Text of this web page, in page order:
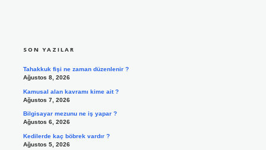
SON YAZILAR
Tahakkuk fişi ne zaman düzenlenir ?
Ağustos 8, 2026
Kamusal alan kavramı kime ait ?
Ağustos 7, 2026
Bilgisayar mezunu ne iş yapar ?
Ağustos 6, 2026
Kedilerde kaç böbrek vardır ?
Ağustos 5, 2026